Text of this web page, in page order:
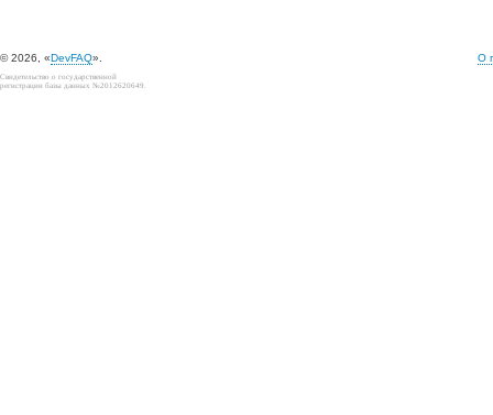
© 2026, «DevFAQ». О
Свидетельство о государственной
регистрации базы данных №2012620649.